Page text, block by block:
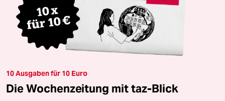
10 Ausgaben für 10 Euro
Die Wochenzeitung mit taz-Blick